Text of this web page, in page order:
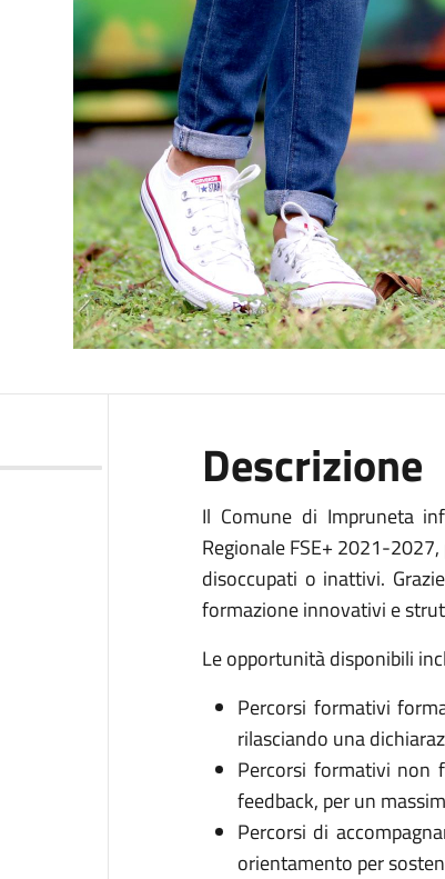
Descrizione
Il Comune di Impruneta
Regionale FSE+ 2021-
disoccupati o inattivi.
formazione innovativi e
Le opportunità disponibili
Percorsi formativi
rilasciando una
Percorsi formativi non
feedback, per un
Percorsi di
orientamento per